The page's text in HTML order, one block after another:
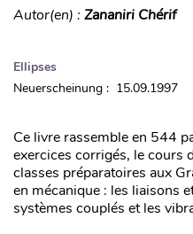
Autor(en) : Zananiri Chérif
Ellipses
Neuerscheinung : 15.09.1997
Ce livre rassemble en 544
exercices corrigés, le cours
classes préparatoires aux
en mécanique : les liaisons
systèmes couplés et les